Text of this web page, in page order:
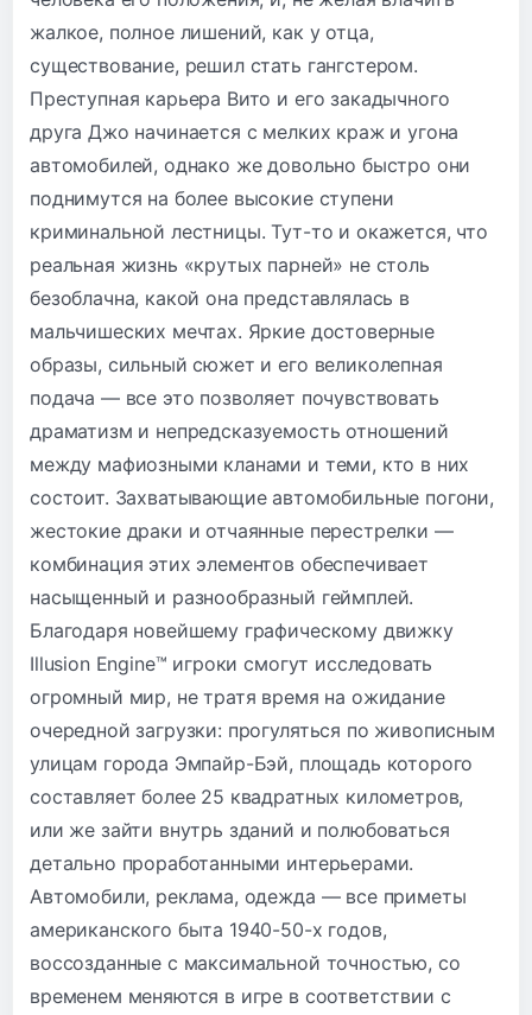
жалкое, полное лишений, как у отца,
существование, решил стать гангстером.
Преступная карьера Вито и его закадычного
друга Джо начинается с мелких краж и угона
автомобилей, однако же довольно быстро они
поднимутся на более высокие ступени
криминальной лестницы. Тут-то и окажется, что
реальная жизнь «крутых парней» не столь
безоблачна, какой она представлялась в
мальчишеских мечтах. Яркие достоверные
образы, сильный сюжет и его великолепная
подача — все это позволяет почувствовать
драматизм и непредсказуемость отношений
между мафиозными кланами и теми, кто в них
состоит. Захватывающие автомобильные погони,
жестокие драки и отчаянные перестрелки —
комбинация этих элементов обеспечивает
насыщенный и разнообразный геймплей.
Благодаря новейшему графическому движку
Illusion Engine™ игроки смогут исследовать
огромный мир, не тратя время на ожидание
очередной загрузки: прогуляться по живописным
улицам города Эмпайр-Бэй, площадь которого
составляет более 25 квадратных километров,
или же зайти внутрь зданий и полюбоваться
детально проработанными интерьерами.
Автомобили, реклама, одежда — все приметы
американского быта 1940-50-х годов,
воссозданные с максимальной точностью, со
временем меняются в игре в соответствии с